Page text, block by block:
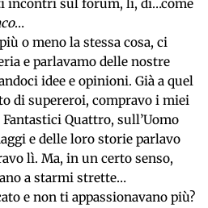
incontri sul forum, lì, di…come
…
o meno la stessa cosa, ci
e parlavamo delle nostre
idee e opinioni. Già a quel
di supereroi, compravo i miei
Quattro, sull’Uomo
e delle loro storie parlavo
lì. Ma, in un certo senso,
a starmi strette…
e non ti appassionavano più?